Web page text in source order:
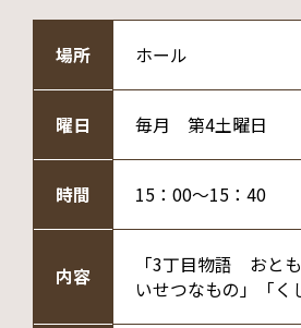
場所 ホール
曜日 毎月 第4土曜日
時間 15：00～15：40
内容
「3丁目物語 おと
いせつなもの」「く